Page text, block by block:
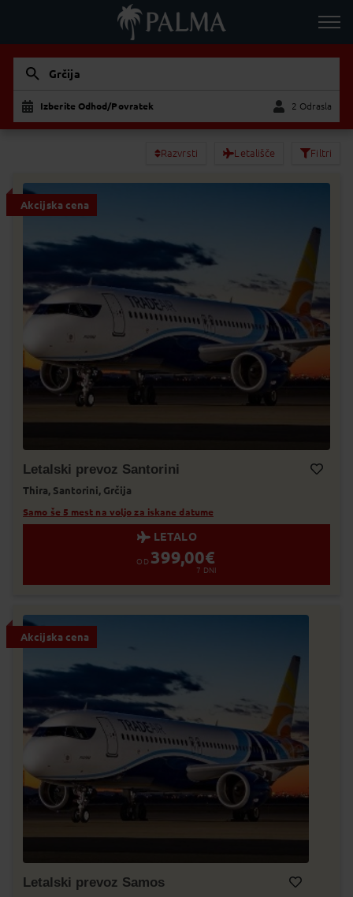
Grčija
Izberite Odhod/Povratek 2 Odrasla
Razvrsti Letališče Filtri
Akcijska cena
Letalski prevoz Santorini
Thira, Santorini, Grčija
Samo še 5 mest na voljo za iskane datume
LETALO
OD 399,00€
7 DNI
Akcijska cena
Letalski prevoz Samos